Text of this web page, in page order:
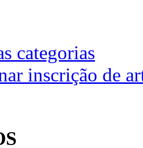
categorias
inscrição de